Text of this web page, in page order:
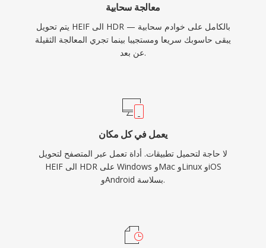
معالجة سحابية
يتم تحويل HEIF الى HDR بالكامل على خوادم سحابية —
يبقى حاسوبك سريعا ومستجيبا بينما تجري المعالجة الثقيلة
عن بعد.
يعمل في كل مكان
لا حاجة لتحميل تطبيقات. أداة تعمل عبر المتصفح لتحويل
HEIF الى HDR على Windows وMac وLinux وiOS
وAndroid بسلاسة.